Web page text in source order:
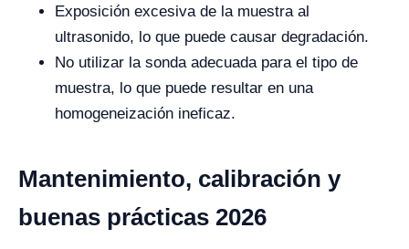
Exposición excesiva de la muestra al
ultrasonido, lo que puede causar degradación.
No utilizar la sonda adecuada para el tipo de
muestra, lo que puede resultar en una
homogeneización ineficaz.
Mantenimiento, calibración y
buenas prácticas 2026